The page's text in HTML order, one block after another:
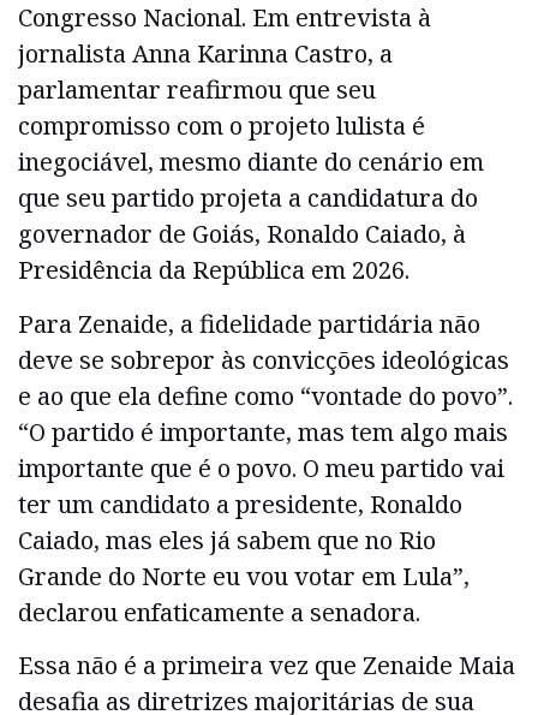
Congresso Nacional. Em entrevista à
jornalista Anna Karinna Castro, a
parlamentar reafirmou que seu
compromisso com o projeto lulista é
inegociável, mesmo diante do cenário em
que seu partido projeta a candidatura do
governador de Goiás, Ronaldo Caiado, à
Presidência da República em 2026.
Para Zenaide, a fidelidade partidária não
deve se sobrepor às convicções ideológicas
e ao que ela define como “vontade do povo”.
“O partido é importante, mas tem algo mais
importante que é o povo. O meu partido vai
ter um candidato a presidente, Ronaldo
Caiado, mas eles já sabem que no Rio
Grande do Norte eu vou votar em Lula”,
declarou enfaticamente a senadora.
Essa não é a primeira vez que Zenaide Maia
desafia as diretrizes majoritárias de sua